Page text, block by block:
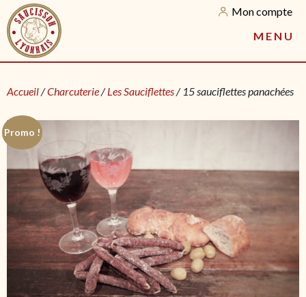
Mon compte
M E N U
Accueil/Charcuterie/Les Sauciflettes/ 15 sauciflettes panachées
Promo !